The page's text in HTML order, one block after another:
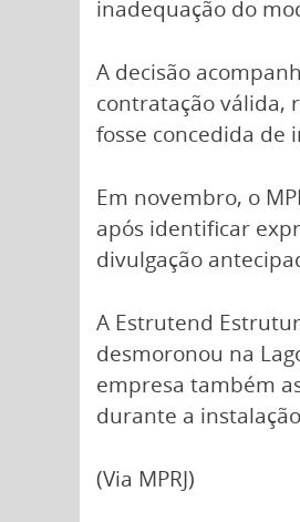
inadequação do
A decisão
contratação válida,
fosse concedida de
Em novembro, o
após identificar
divulgação
A Estrutend
desmoronou na
empresa também
durante a
(Via MPRJ)